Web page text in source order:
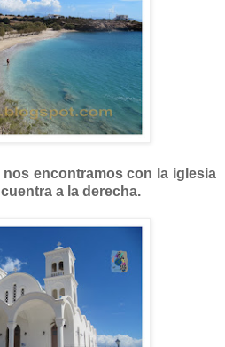
encontramos con la iglesia
a la derecha.